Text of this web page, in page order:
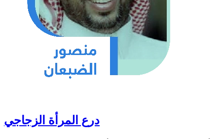
درع المرأة الزجاجي